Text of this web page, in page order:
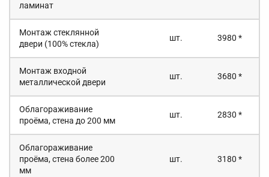
ламинат
Монтаж стеклянной
двери (100% стекла)
шт. 3980 *
Монтаж входной
металлической двери
шт. 3680 *
Облагораживание
проёма, стена до 200 мм
шт. 2830 *
Облагораживание
проёма, стена более 200
мм
шт. 3180 *